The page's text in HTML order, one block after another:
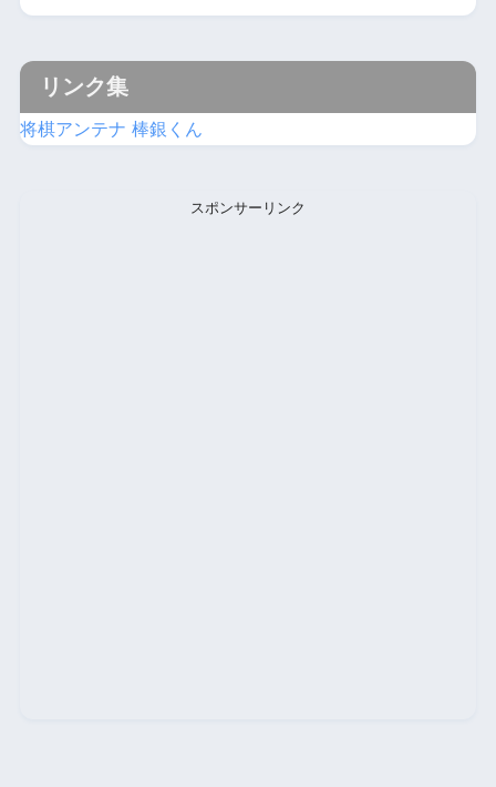
リンク集
将棋アンテナ 棒銀くん
スポンサーリンク